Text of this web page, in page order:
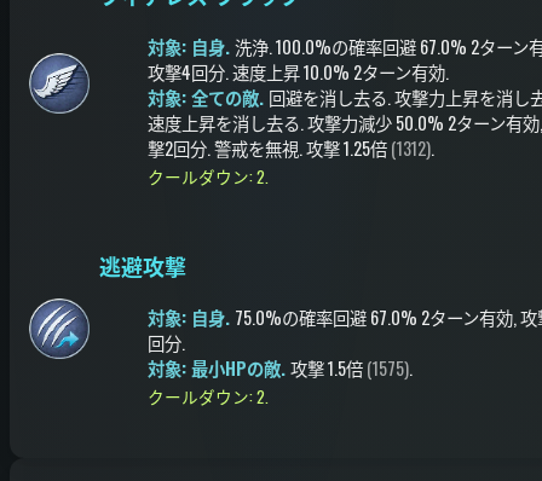
対象: 自身.洗浄.100.0%の確率回避67.0% 2ターン
攻撃4回分.速度上昇10.0% 2ターン有効.
対象: 全ての敵. 回避を消し去る.攻撃力上昇を消し
速度上昇を消し去る.攻撃力減少50.0% 2ターン有効
撃2回分.警戒を無視.攻撃1.25倍(1312).
クールダウン: 2.
逃避攻撃
対象: 自身. 75.0%の確率回避67.0% 2ターン有効,
回分.
対象: 最小HPの敵.攻撃1.5倍(1575).
クールダウン: 2.